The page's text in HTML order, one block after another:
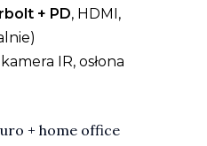
+ PD, HDMI,
IR, osłona
+ home office